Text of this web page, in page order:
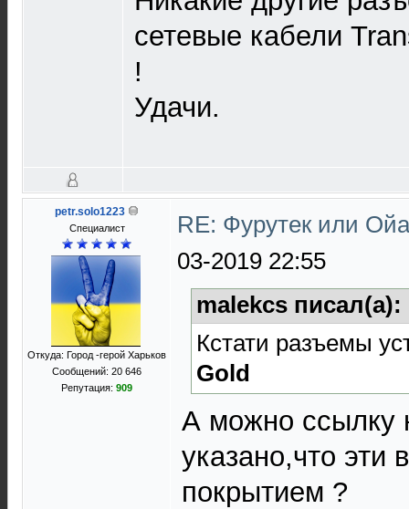
сетевые кабели
!
Удачи.
petr.solo1223
Специалист
Откуда: Город -герой Харьков
Сообщений: 20 646
Репутация: 909
RE: Фурутек или
03-2019 22:55
malekcs писал(а):
Кстати разъемы
Gold
А можно ссылку
указано,что эти
покрытием ?